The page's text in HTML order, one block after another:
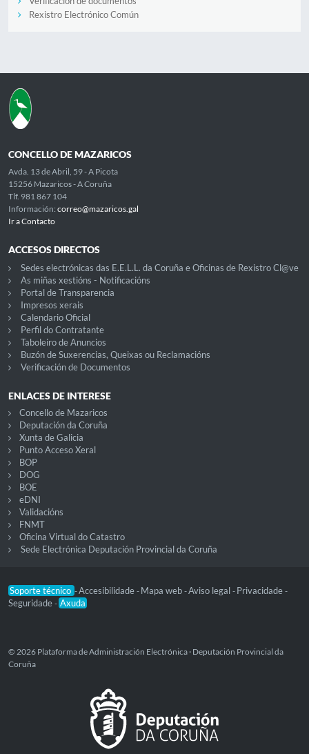
Rexistro Electrónico Común
CONCELLO DE MAZARICOS
Avda. 13 de Abril, 59 - A Picota
15256 Mazaricos - A Coruña
Tlf. 981 867 104
Información: correo@mazaricos.gal
Ir a Contacto
ACCESOS DIRECTOS
Sedes electrónicas das E.E.L.L. da Coruña e Oficinas de Rexistro Cl@ve
As miñas xestións - Notificacións
Portal de Transparencia
Impresos xerais
Calendario Oficial
Perfil do Contratante
Taboleiro de Anuncios
Buzón de Suxerencias, Queixas ou Reclamacións
Verificación de Documentos
ENLACES DE INTERESE
Concello de Mazaricos
Deputación da Coruña
Xunta de Galicia
Punto Acceso Xeral
BOP
DOG
BOE
eDNI
Validacións
FNMT
Oficina Virtual do Catastro
Sede Electrónica Deputación Provincial da Coruña
Soporte técnico -Accesibilidade - Mapa web -Aviso legal - Privacidade -
Seguridade - Axuda
© 2026 Plataforma de Administración Electrónica · Deputación Provincial da
Coruña